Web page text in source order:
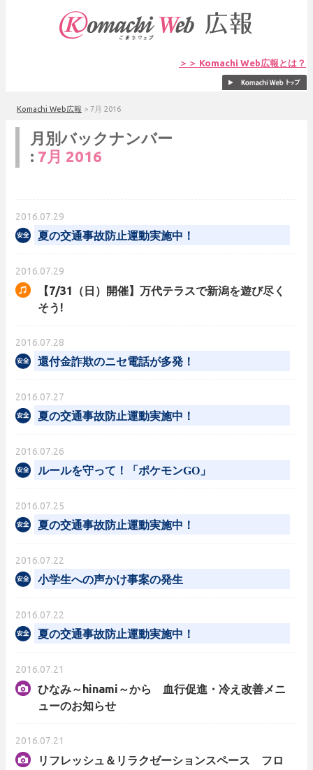
＞＞ Komachi Web広報とは？
Komachi Web広報 > 7月 2016
月別バックナンバー
: 7月 2016
2016.07.29
夏の交通事故防止運動実施中！
2016.07.29
【7/31（日）開催】万代テラスで新潟を遊び尽く
そう!
2016.07.28
還付金詐欺のニセ電話が多発！
2016.07.27
夏の交通事故防止運動実施中！
2016.07.26
ルールを守って！「ポケモンGO」
2016.07.25
夏の交通事故防止運動実施中！
2016.07.22
小学生への声かけ事案の発生
2016.07.22
夏の交通事故防止運動実施中！
2016.07.21
ひなみ～hinami～から 血行促進・冷え改善メニ
ューのお知らせ
2016.07.21
リフレッシュ＆リラクゼーションスペース フロ